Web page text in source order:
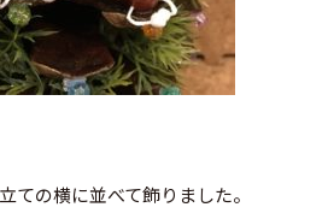
ての横に並べて飾りました。